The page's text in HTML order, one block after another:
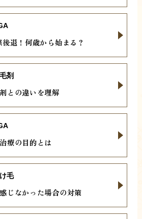
退！何歳から始まる？
との違いを理解
剤
療の目的とは
じなかった場合の対策
毛